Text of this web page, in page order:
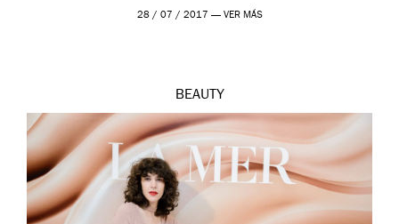
28 / 07 / 2017 — VER MÁS
BEAUTY